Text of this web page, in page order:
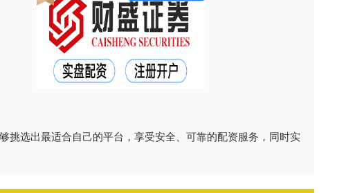
挑选出最适合自己的平台，享受安全、可靠的配资服务，同时实